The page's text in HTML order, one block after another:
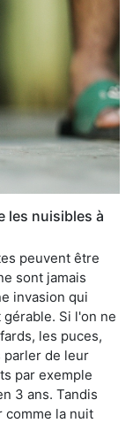
les nuisibles à
peuvent être
sont jamais
invasion qui
Si l'on ne
les puces,
parler de leur
par exemple
3 ans. Tandis
comme la nuit